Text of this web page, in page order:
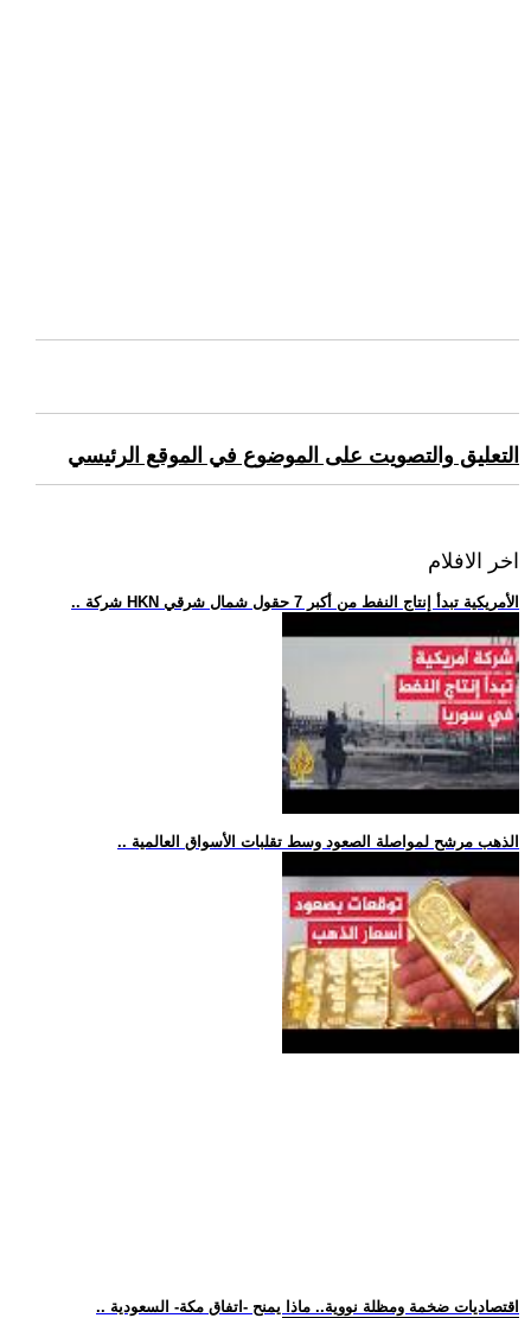
التعليق والتصويت على الموضوع في الموقع الرئيسي
اخر الافلام
.. شركة HKN الأمريكية تبدأ إنتاج النفط من أكبر 7 حقول شمال شرقي
.. الذهب مرشح لمواصلة الصعود وسط تقلبات الأسواق العالمية
.. اقتصاديات ضخمة ومظلة نووية.. ماذا يمنح -اتفاق مكة- السعودية